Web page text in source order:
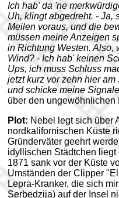
Ich hab' da 'ne
Uh, klingt abgedreht. - Ja,
Meilen voraus, und die
müssen meine Anzeigen
in Richtung Westen. Also,
Wind? - Ich hab' keinen
Ups, ich muss Schluss
jetzt kurz vor zehn hier
und schicke meine
über den ungewöhnlichen
Plot: Nebel legt sich über
nordkalifornischen Küste
Gründerväter geehrt
idyllischen Städtchen
1871 sank vor der Küste
Umständen der Clipper
Lepra-Kranker, die sich
Serbedzija) auf der Insel